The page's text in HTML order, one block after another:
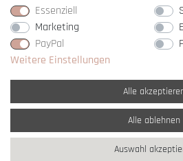
* Alle Preise verstehen sich inkl. gesetzl.
** Nur innerhalb Deutschlands© copyright
Essenziell
Marketing
PayPal
Weitere Einstellungen
Alle
Alle ablehnen
Auswahl